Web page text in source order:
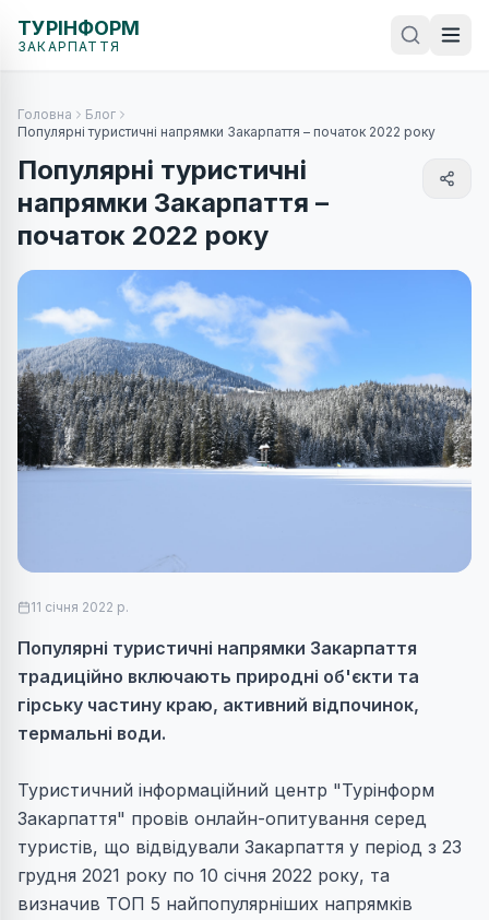
ТУРІНФОРМ
ЗАКАРПАТТЯ
Головна
Блог
Популярні туристичні напрямки Закарпаття – початок 2022 року
Популярні туристичні
напрямки Закарпаття –
початок 2022 року
11 січня 2022 р.
Популярні туристичні напрямки Закарпаття
традиційно включають природні об'єкти та
гірську частину краю, активний відпочинок,
термальні води.
Туристичний інформаційний центр "Турінформ
Закарпаття" провів онлайн-опитування серед
туристів, що відвідували Закарпаття у період з 23
грудня 2021 року по 10 січня 2022 року, та
визначив ТОП 5 найпопулярніших напрямків